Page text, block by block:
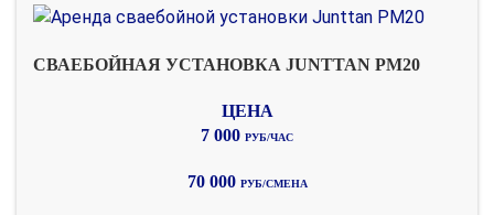
СВАЕБОЙНАЯ УСТАНОВКА JUNTTAN PM20
7 000 РУБ/ЧАС
70 000 РУБ/СМЕНА